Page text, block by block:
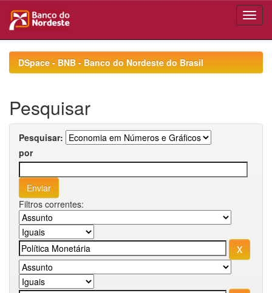
navigationDSpace - BNB - Banco do Nordeste do Brasil
Pesquisar
Pesquisar:
por
Filtros correntes: